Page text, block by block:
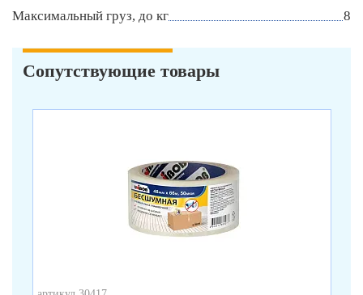
Максимальный груз, до кг
8
Сопутствующие товары